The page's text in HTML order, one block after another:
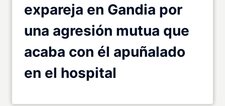
expareja en Gandia por
una agresión mutua que
acaba con él apuñalado
en el hospital